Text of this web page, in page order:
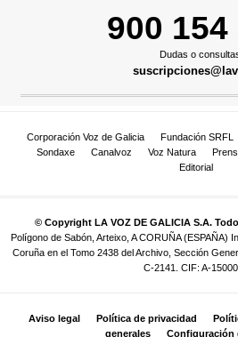
900 154
Dudas o
Corporación Voz de Galicia Fundación SRFL
Sondaxe
Canalvoz Voz Natura
Editorial
© Copyright LA VOZ DE GALICIA S.A.
Polígono de Sabón, Arteixo, A CORUÑA (ESPAÑA)
Coruña en el Tomo 2438 del Archivo, Sección
C-2141. CIF: A-
Aviso legal Política de privacidad
generales
Configuración